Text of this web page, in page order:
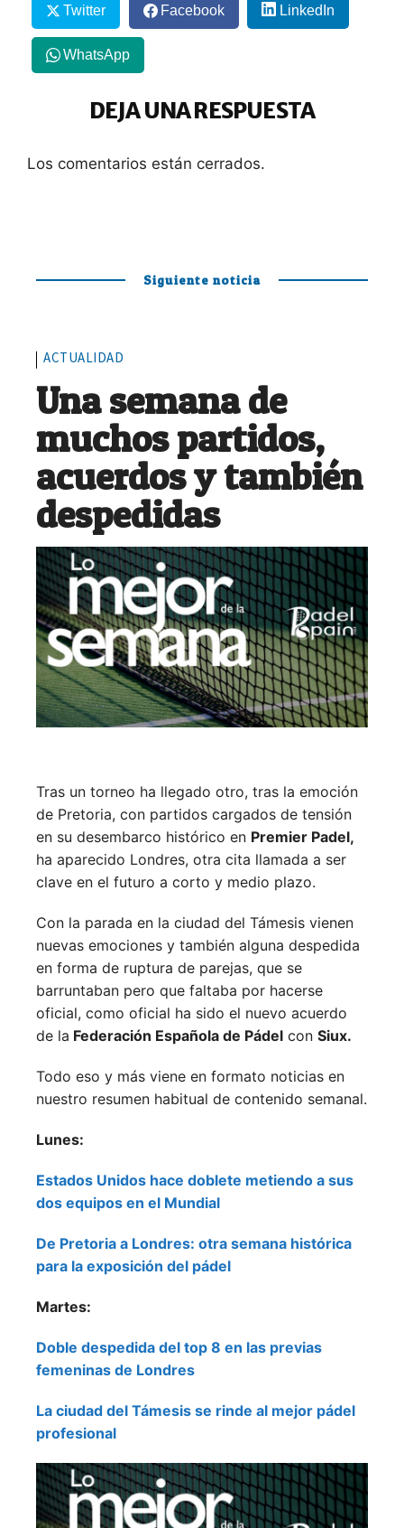
Twitter Facebook LinkedIn
WhatsApp
DEJA UNA RESPUESTA
Los comentarios están cerrados.
Siguiente noticia
ACTUALIDAD
Una semana de
muchos partidos,
acuerdos y también
despedidas
Tras un torneo ha llegado otro, tras la emoción
de Pretoria, con partidos cargados de tensión
en su desembarco histórico en Premier Padel,
ha aparecido Londres, otra cita llamada a ser
clave en el futuro a corto y medio plazo.
Con la parada en la ciudad del Támesis vienen
nuevas emociones y también alguna despedida
en forma de ruptura de parejas, que se
barruntaban pero que faltaba por hacerse
oficial, como oficial ha sido el nuevo acuerdo
de la Federación Española de Pádel con Siux.
Todo eso y más viene en formato noticias en
nuestro resumen habitual de contenido semanal.
Lunes:
Estados Unidos hace doblete metiendo a sus
dos equipos en el Mundial
De Pretoria a Londres: otra semana histórica
para la exposición del pádel
Martes:
Doble despedida del top 8 en las previas
femeninas de Londres
La ciudad del Támesis se rinde al mejor pádel
profesional